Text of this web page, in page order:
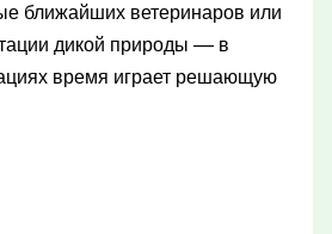
ближайших ветеринаров или
дикой природы — в
время играет решающую